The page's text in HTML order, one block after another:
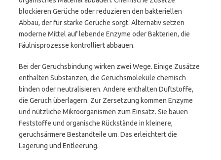
blockieren Gerüche oder reduzieren den bakteriellen
Abbau, der für starke Gerüche sorgt. Alternativ setzen
moderne Mittel auf lebende Enzyme oder Bakterien, die
Fäulnisprozesse kontrolliert abbauen.
Bei der Geruchsbindung wirken zwei Wege. Einige Zusätze
enthalten Substanzen, die Geruchsmoleküle chemisch
binden oder neutralisieren. Andere enthalten Duftstoffe,
die Geruch überlagern. Zur Zersetzung kommen Enzyme
und nützliche Mikroorganismen zum Einsatz. Sie bauen
Feststoffe und organische Rückstände in kleinere,
geruchsärmere Bestandteile um. Das erleichtert die
Lagerung und Entleerung.